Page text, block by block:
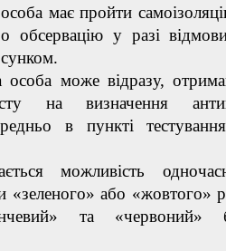
має пройти
обсервацію у разі
може відразу,
на визначення
в пункті
можливість
«зеленого» або «жовтого»
та «червоний»